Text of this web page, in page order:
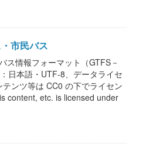
市民バス
ス情報フォーマット（GTFS－
日本語・UTF-8、データライセ
ンツ等は CC0 の下でライセン
content, etc. is licensed under